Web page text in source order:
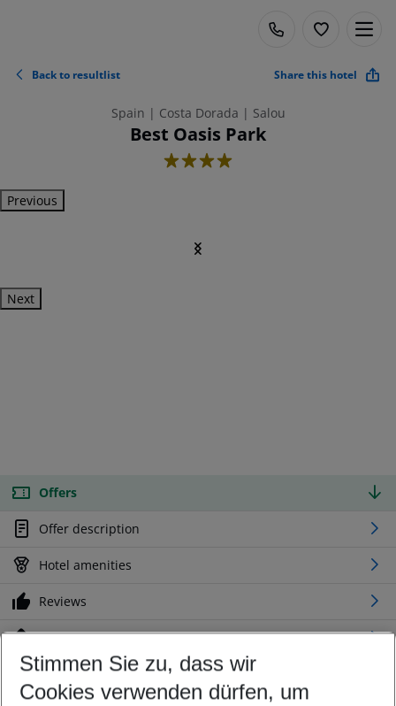
Back to resultlist Share this hotel
Spain | Costa Dorada | Salou
Best Oasis Park
4
Previous
Next
Offers
Offer description
Hotel amenities
Reviews
Location
Customize your offer
Stimmen Sie zu, dass wir
Cookies verwenden dürfen, um